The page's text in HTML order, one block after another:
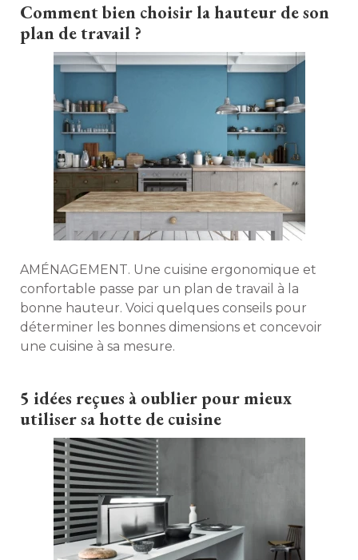
pour trouver la crédence qui magnifiera votre
cuisine.
Comment bien choisir la hauteur de son
plan de travail ?
AMÉNAGEMENT. Une cuisine ergonomique et
confortable passe par un plan de travail à la
bonne hauteur. Voici quelques conseils pour
déterminer les bonnes dimensions et concevoir
une cuisine à sa mesure.
5 idées reçues à oublier pour mieux
utiliser sa hotte de cuisine